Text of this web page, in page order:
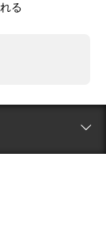
る